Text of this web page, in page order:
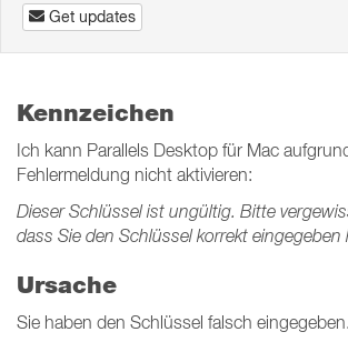
Get updates
Kennzeichen
Ich kann Parallels Desktop für Mac
Fehlermeldung nicht aktivieren:
Dieser Schlüssel ist ungültig. Bitte
dass Sie den Schlüssel korrekt eingegeben
Ursache
Sie haben den Schlüssel falsch eingegeben.